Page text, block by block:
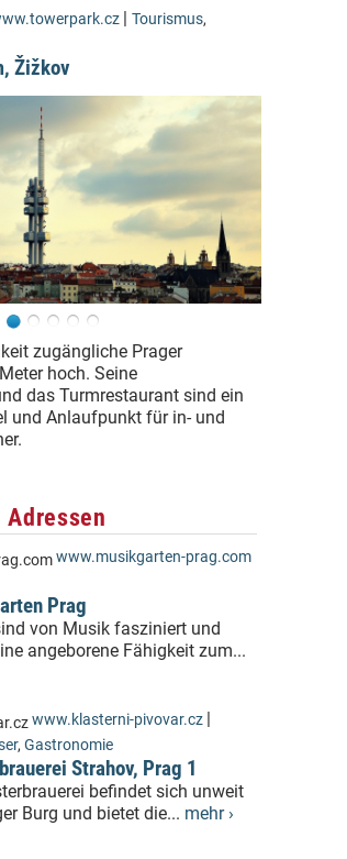
| Tourismus,
Žižkov
zugängliche Prager
hoch. Seine
das Turmrestaurant sind ein
und Anlaufpunkt für in- und
www.musikgarten-prag.com
Prag
von Musik fasziniert und
angeborene Fähigkeit zum...
www.klasterni-pivovar.cz |
, Gastronomie
Strahov, Prag 1
befindet sich unweit
Burg und bietet die... mehr ›